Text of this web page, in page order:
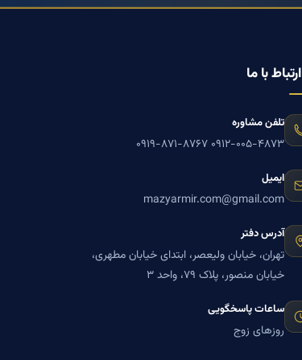
ارتباط با ما
تلفن مشاوره
۰۹۱۲-۰۰۵-۴۸۷۳ ۰۹۱۹-۸۷۱-۸۷۶۷
ایمیل
mazyarmir.com@gmail.com
آدرس دفتر
تهران، خیابان ولیعصر، ابتدای خیابان مطهری،
خیابان منصور، پلاک ۷۹، واحد ۳
ساعات پاسخگویی
روزهای زوج